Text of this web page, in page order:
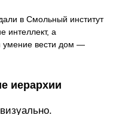
в Смольный институт
интеллект, а
умение вести дом —
иерархии